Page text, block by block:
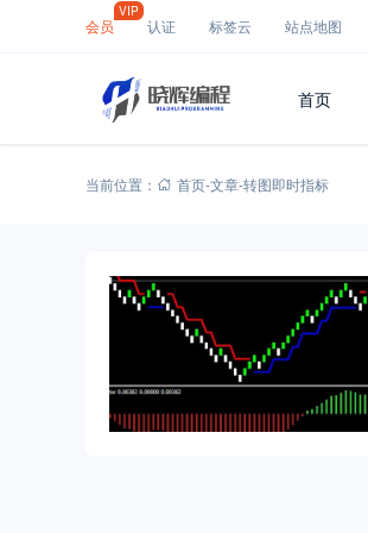
会员
VIP
认证 标签云 站点地图
首页
当前位置： 首页-文章-转图即时指标